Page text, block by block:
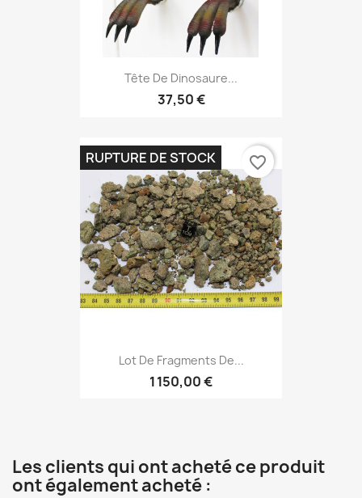
Tête De Dinosaure...
37,50 €
Lot De Fragments De...
1 150,00 €
RUPTURE DE STOCK favorite_border
Les clients qui ont acheté ce produit
ont également acheté :